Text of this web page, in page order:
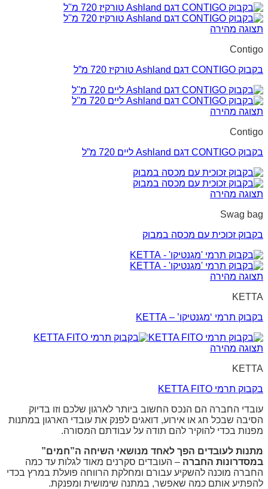
תצוגה מהירה
Contigo
בקבוק CONTIGO דגם Ashland טורקיז 720 מ”ל
תצוגה מהירה
Contigo
בקבוק CONTIGO דגם Ashland ליים 720 מ”ל
תצוגה מהירה
Swag bag
בקבוק זכוכית עם מכסה במבוק
תצוגה מהירה
KETTA
בקבוק תרמי ‘מגנטיקו’ – KETTA
תצוגה מהירה
KETTA
בקבוק תרמי KETTA FITO
עובדי החברה הם הנכס החשוב ביותר לארגון שלכם וזו בדיוק
הסיבה שבכל חג או אירוע, דואגים לפנק את עובדי הארגון במתנות
מפנות בכדי להוקיר להם תודה על עבודתם המסורה.
מתנות לעובדים הפך לאחד מנושאי השיחה ה”חמים”
במסדרונות החברה – העובדים סקרנים מאוד לגלות עד כמה
החברה מוכנה להשקיע עבורם ומחלקת הרווחה פועלת במרץ בכדי
להפתיע אותם כמה שאפשר, במתנה שימושית ומפנקת.